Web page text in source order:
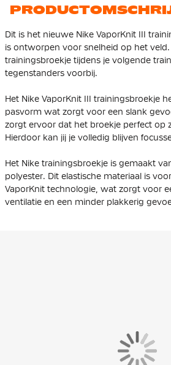
Dit is het nieuwe Nike VaporKnit III
is ontworpen voor snelheid op het
trainingsbroekje tijdens je volgende
tegenstanders voorbij.
Het Nike VaporKnit III trainingsbroekje
pasvorm wat zorgt voor een slank
zorgt ervoor dat het broekje perfect op
Hierdoor kan jij je volledig blijven
Het Nike trainingsbroekje is gemaakt
polyester. Dit elastische materiaal is
VaporKnit technologie, wat zorgt voor
ventilatie en een minder plakkerig